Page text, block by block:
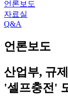
언론보도
자료실
Q&A
언론보도
산업부, 규
'셀프충전'